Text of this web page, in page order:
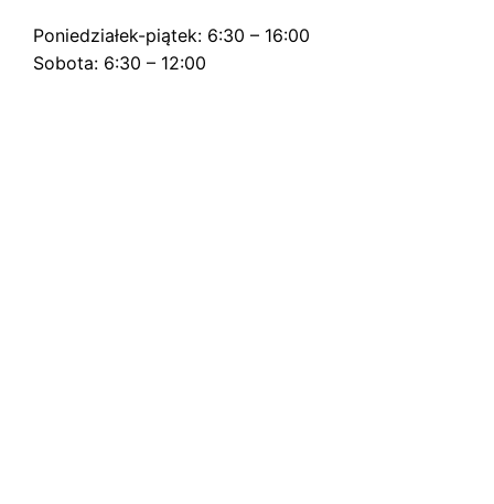
Poniedziałek-piątek: 6:30 – 16:00
Sobota: 6:30 – 12:00